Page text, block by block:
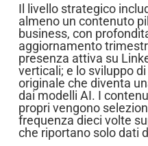
Il livello strategico
almeno un contenuto
business, con
aggiornamento
presenza attiva su
verticali; e lo sviluppo
originale che diventa
dai modelli AI. I
propri vengono
frequenza dieci volte
che riportano solo dati